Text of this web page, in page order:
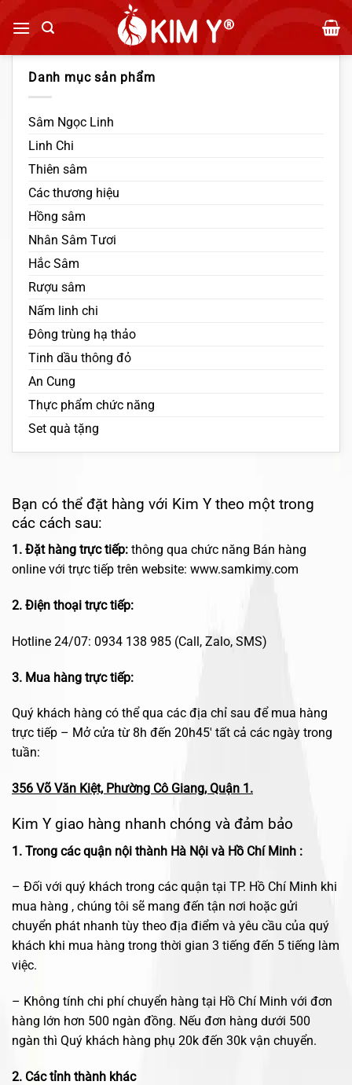
qua
Danh mục sản phẩm
Sâm Ngọc Linh
Linh Chi
Thiên sâm
Các thương hiệu
Hồng sâm
Nhân Sâm Tươi
Hắc Sâm
Rượu sâm
Nấm linh chi
Đông trùng hạ thảo
Tinh dầu thông đỏ
An Cung
Thực phẩm chức năng
Set quà tặng
Bạn có thể đặt hàng với Kim Y theo một trong
các cách sau:
1. Đặt hàng trực tiếp: thông qua chức năng Bán hàng
online với trực tiếp trên website: www.samkimy.com
2. Điện thoại trực tiếp:
Hotline 24/07: 0934 138 985 (Call, Zalo, SMS)
3. Mua hàng trực tiếp:
Quý khách hàng có thể qua các địa chỉ sau để mua hàng
trực tiếp – Mở cửa từ 8h đến 20h45′ tất cả các ngày trong
tuần:
356 Võ Văn Kiệt, Phường Cô Giang, Quận 1.
Kim Y giao hàng nhanh chóng và đảm bảo
1. Trong các quận nội thành Hà Nội và Hồ Chí Minh :
– Đối với quý khách trong các quận tại TP. Hồ Chí Minh khi
mua hàng , chúng tôi sẽ mang đến tận nơi hoặc gửi
chuyển phát nhanh tùy theo địa điểm và yêu cầu của quý
khách khi mua hàng trong thời gian 3 tiếng đến 5 tiếng làm
việc.
– Không tính chi phí chuyển hàng tại Hồ Chí Minh với đơn
hàng lớn hơn 500 ngàn đồng. Nếu đơn hàng dưới 500
ngàn thì Quý khách hàng phụ 20k đến 30k vận chuyển.
2. Các tỉnh thành khác